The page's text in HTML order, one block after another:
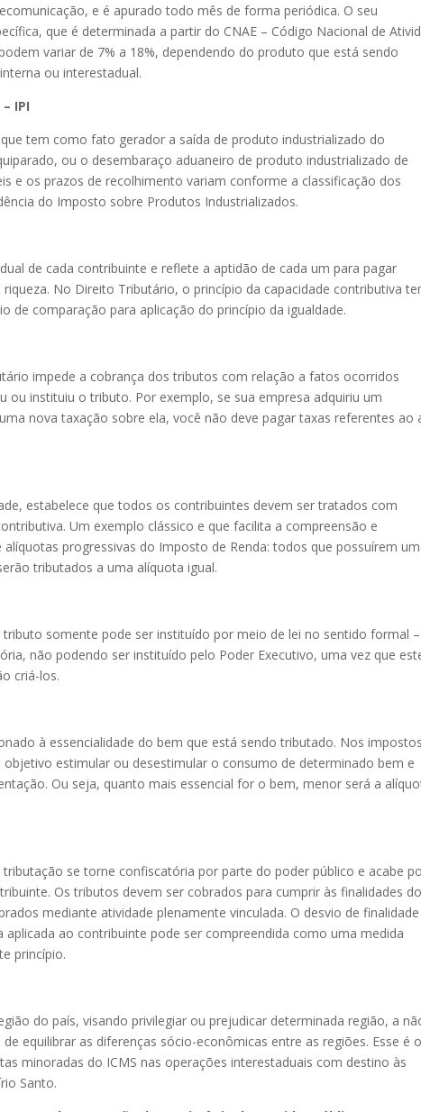
e é apurado todo mês de forma periódica. O seu
que é determinada a partir do CNAE – Código Nacional de
variar de 7% a 18%, dependendo do produto que está sendo
ou interestadual.
IPI
tem como fato gerador a saída de produto industrializado do
ou o desembaraço aduaneiro de produto industrializado de
e os prazos de recolhimento variam conforme a classificação dos
do Imposto sobre Produtos Industrializados.
de cada contribuinte e reflete a aptidão de cada um para pagar
No Direito Tributário, o princípio da capacidade contributiva
de comparação para aplicação do princípio da igualdade.
impede a cobrança dos tributos com relação a fatos ocorridos
ou instituiu o tributo. Por exemplo, se sua empresa adquiriu um
nova taxação sobre ela, você não deve pagar taxas referentes ao
estabelece que todos os contribuintes devem ser tratados com
Um exemplo clássico e que facilita a compreensão e
progressivas do Imposto de Renda: todos que possuírem
tributados a uma alíquota igual.
somente pode ser instituído por meio de lei no sentido formal
não podendo ser instituído pelo Poder Executivo, uma vez que
criá-los.
à essencialidade do bem que está sendo tributado. Nos impostos
estimular ou desestimular o consumo de determinado bem e
Ou seja, quanto mais essencial for o bem, menor será a
se torne confiscatória por parte do poder público e acabe
Os tributos devem ser cobrados para cumprir às finalidades do
mediante atividade plenamente vinculada. O desvio de
ao contribuinte pode ser compreendida como uma medida
princípio.
do país, visando privilegiar ou prejudicar determinada região, a
equilibrar as diferenças sócio-econômicas entre as regiões. Esse é o
minoradas do ICMS nas operações interestaduais com destino às
Santo.